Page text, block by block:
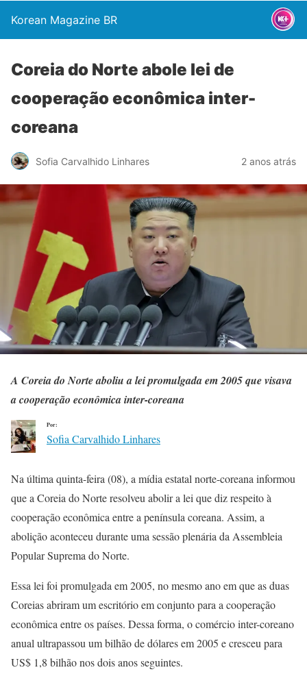
Korean Magazine BR
Coreia do Norte abole lei de
cooperação econômica inter-
coreana
Sofia Carvalhido Linhares 2 anos atrás
A Coreia do Norte aboliu a lei promulgada em 2005 que visava
a cooperação econômica inter-coreana
Por:
Sofia Carvalhido Linhares
Na última quinta-feira (08), a mídia estatal norte-coreana informou
que a Coreia do Norte resolveu abolir a lei que diz respeito à
cooperação econômica entre a península coreana. Assim, a
abolição aconteceu durante uma sessão plenária da Assembleia
Popular Suprema do Norte.
Essa lei foi promulgada em 2005, no mesmo ano em que as duas
Coreias abriram um escritório em conjunto para a cooperação
econômica entre os países. Dessa forma, o comércio inter-coreano
anual ultrapassou um bilhão de dólares em 2005 e cresceu para
US$ 1,8 bilhão nos dois anos seguintes.